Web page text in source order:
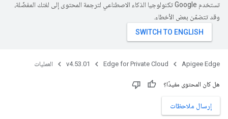
تستخدم Google تكنولوجيا الذكاء الاصطناعي لترجمة المحتوى إلى لغتك المفضّلة،
وقد تتضمّن بعض الأخطاء.
Apigee Edge
Edge for Private Cloud
v4.53.01 العمليات
هل كان المحتوى مفيدًا؟
إرسال ملاحظات